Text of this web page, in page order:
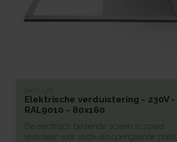
SKYLUX
Elektrische verduistering - 230V -
RAL9010 - 80x160
De electrisch bediende screen is zowel
leverbaar voor vaste als opengaande platd...